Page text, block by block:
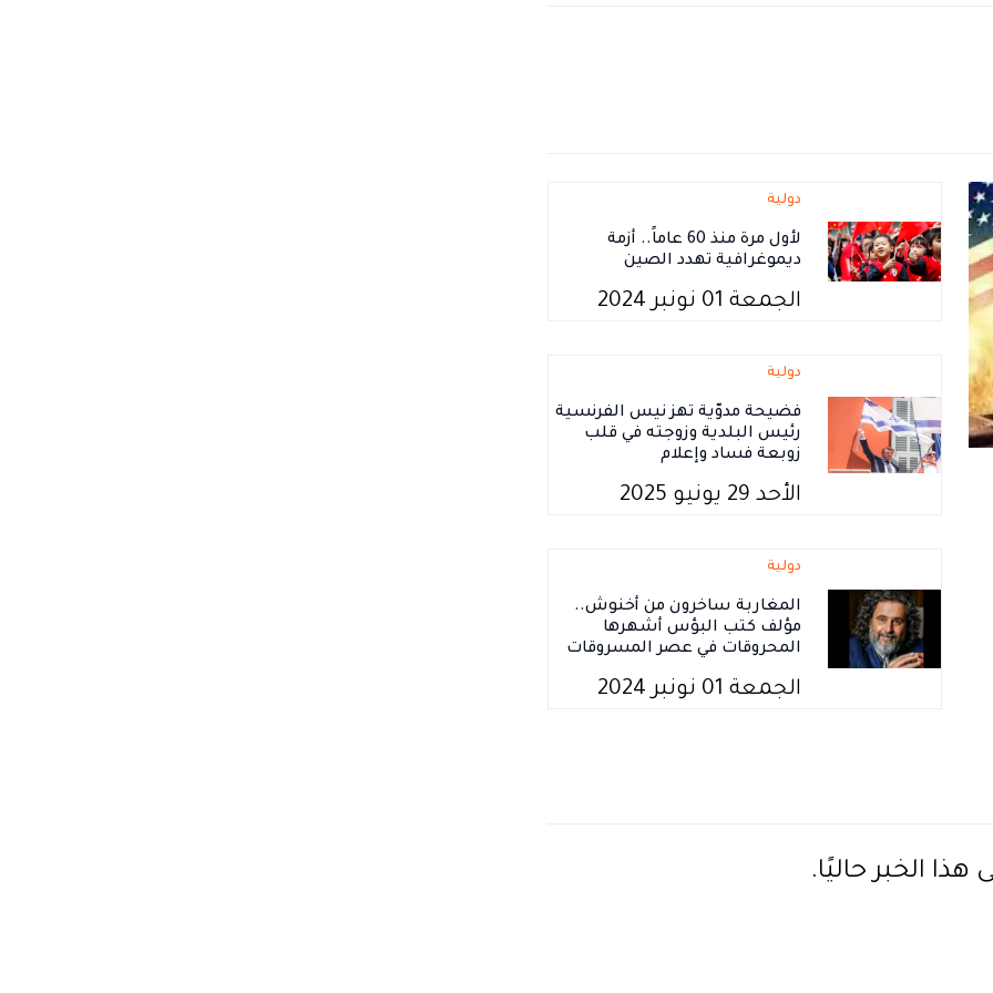
دولية
لأول مرة منذ 60 عاماً.. أزمة
ديموغرافية تهدد الصين
الجمعة 01 نونبر 2024
دولية
فضيحة مدوّية تهز نيس الفرنسية
رئيس البلدية وزوجته في قلب
زوبعة فساد وإعلام
الأحد 29 يونيو 2025
دولية
المغاربة ساخرون من أخنوش..
مؤلف كتب البؤس أشهرها
المحروقات في عصر المسروقات
الجمعة 01 نونبر 2024
الخبر حاليًا.